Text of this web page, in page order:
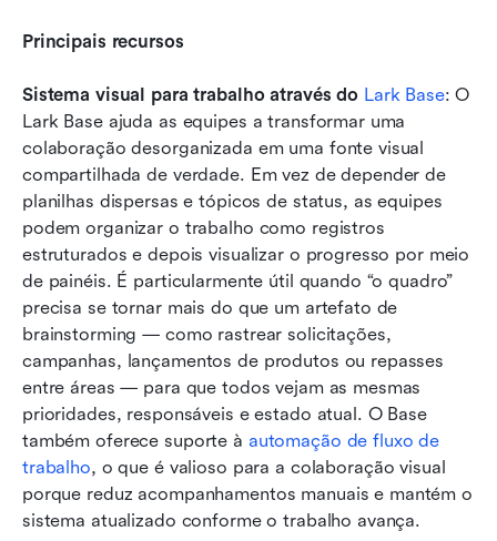
Principais recursos
Sistema visual para trabalho através do Lark Base: O
Lark Base ajuda as equipes a transformar uma
colaboração desorganizada em uma fonte visual
compartilhada de verdade. Em vez de depender de
planilhas dispersas e tópicos de status, as equipes
podem organizar o trabalho como registros
estruturados e depois visualizar o progresso por meio
de painéis. É particularmente útil quando “o quadro”
precisa se tornar mais do que um artefato de
brainstorming — como rastrear solicitações,
campanhas, lançamentos de produtos ou repasses
entre áreas — para que todos vejam as mesmas
prioridades, responsáveis e estado atual. O Base
também oferece suporte à automação de fluxo de
trabalho, o que é valioso para a colaboração visual
porque reduz acompanhamentos manuais e mantém o
sistema atualizado conforme o trabalho avança.